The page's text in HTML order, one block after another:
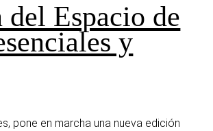
Espacio de
y
pone en marcha una nueva edición